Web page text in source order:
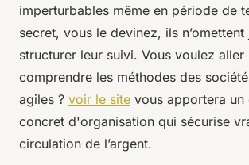
imperturbables même en période de
secret, vous le devinez, ils n’omettent
structurer leur suivi. Vous voulez aller
comprendre les méthodes des
agiles ? voir le site vous apportera un
concret d'organisation qui sécurise
circulation de l’argent.